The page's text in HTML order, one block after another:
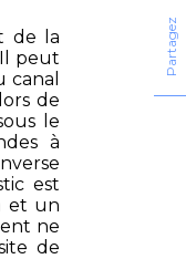
Partagez
de la
peut
de
le
à
est
et un
ne
de